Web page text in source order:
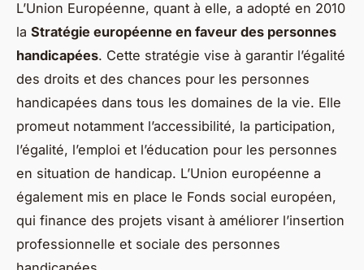
L’Union Européenne, quant à elle, a adopté en 2010
la Stratégie européenne en faveur des personnes
handicapées. Cette stratégie vise à garantir l’égalité
des droits et des chances pour les personnes
handicapées dans tous les domaines de la vie. Elle
promeut notamment l’accessibilité, la participation,
l’égalité, l’emploi et l’éducation pour les personnes
en situation de handicap. L’Union européenne a
également mis en place le Fonds social européen,
qui finance des projets visant à améliorer l’insertion
professionnelle et sociale des personnes